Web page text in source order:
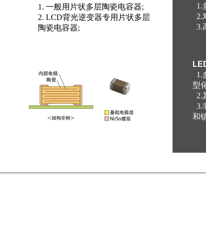
1. 一般用片状多层陶瓷电容器;
2. LCD背光逆变器专用片状多层
陶瓷电容器;
1.
2.
3.
1.
型
2.
3.
和